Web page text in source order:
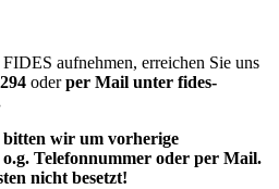
aufnehmen, erreichen Sie uns
oderper Mail unter fides-
bitten wir um vorherige
Telefonnummer oder per Mail.
nicht besetzt!